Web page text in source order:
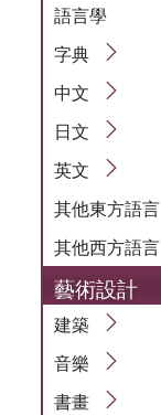
語言學
字典
中文
日文
英文
其他東方語言
其他西方語言
藝術設計
建築
音樂
書畫